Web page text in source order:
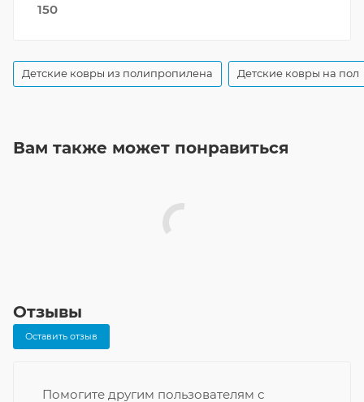
150
Детские ковры из полипропилена Детские ковры на пол
Вам также может понравиться
Отзывы
Оставить отзыв
Помогите другим пользователям с